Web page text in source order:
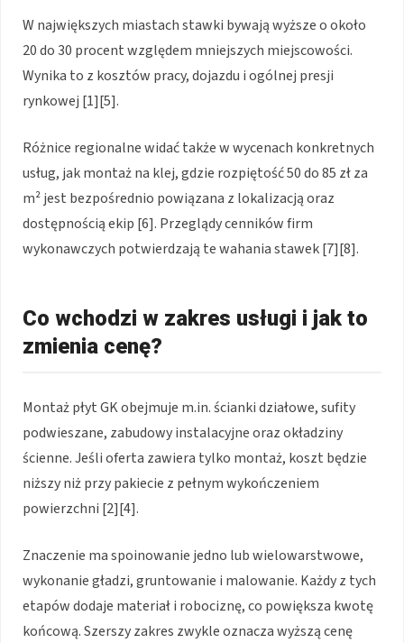
W największych miastach stawki bywają wyższe o około
20 do 30 procent względem mniejszych miejscowości.
Wynika to z kosztów pracy, dojazdu i ogólnej presji
rynkowej [1][5].
Różnice regionalne widać także w wycenach konkretnych
usług, jak montaż na klej, gdzie rozpiętość 50 do 85 zł za
m² jest bezpośrednio powiązana z lokalizacją oraz
dostępnością ekip [6]. Przeglądy cenników firm
wykonawczych potwierdzają te wahania stawek [7][8].
Co wchodzi w zakres usługi i jak to
zmienia cenę?
Montaż płyt GK obejmuje m.in. ścianki działowe, sufity
podwieszane, zabudowy instalacyjne oraz okładziny
ścienne. Jeśli oferta zawiera tylko montaż, koszt będzie
niższy niż przy pakiecie z pełnym wykończeniem
powierzchni [2][4].
Znaczenie ma spoinowanie jedno lub wielowarstwowe,
wykonanie gładzi, gruntowanie i malowanie. Każdy z tych
etapów dodaje materiał i robociznę, co powiększa kwotę
końcową. Szerszy zakres zwykle oznacza wyższą cenę